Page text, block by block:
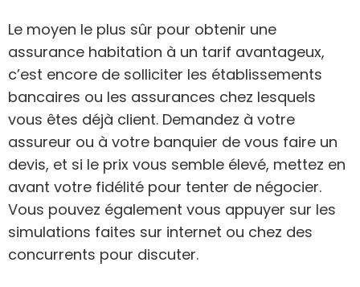
Le moyen le plus sûr pour obtenir une
assurance habitation à un tarif avantageux,
c’est encore de solliciter les établissements
bancaires ou les assurances chez lesquels
vous êtes déjà client. Demandez à votre
assureur ou à votre banquier de vous faire un
devis, et si le prix vous semble élevé, mettez en
avant votre fidélité pour tenter de négocier.
Vous pouvez également vous appuyer sur les
simulations faites sur internet ou chez des
concurrents pour discuter.